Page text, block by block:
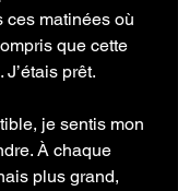
ces matinées où
que cette
prêt.
je sentis mon
À chaque
plus grand,